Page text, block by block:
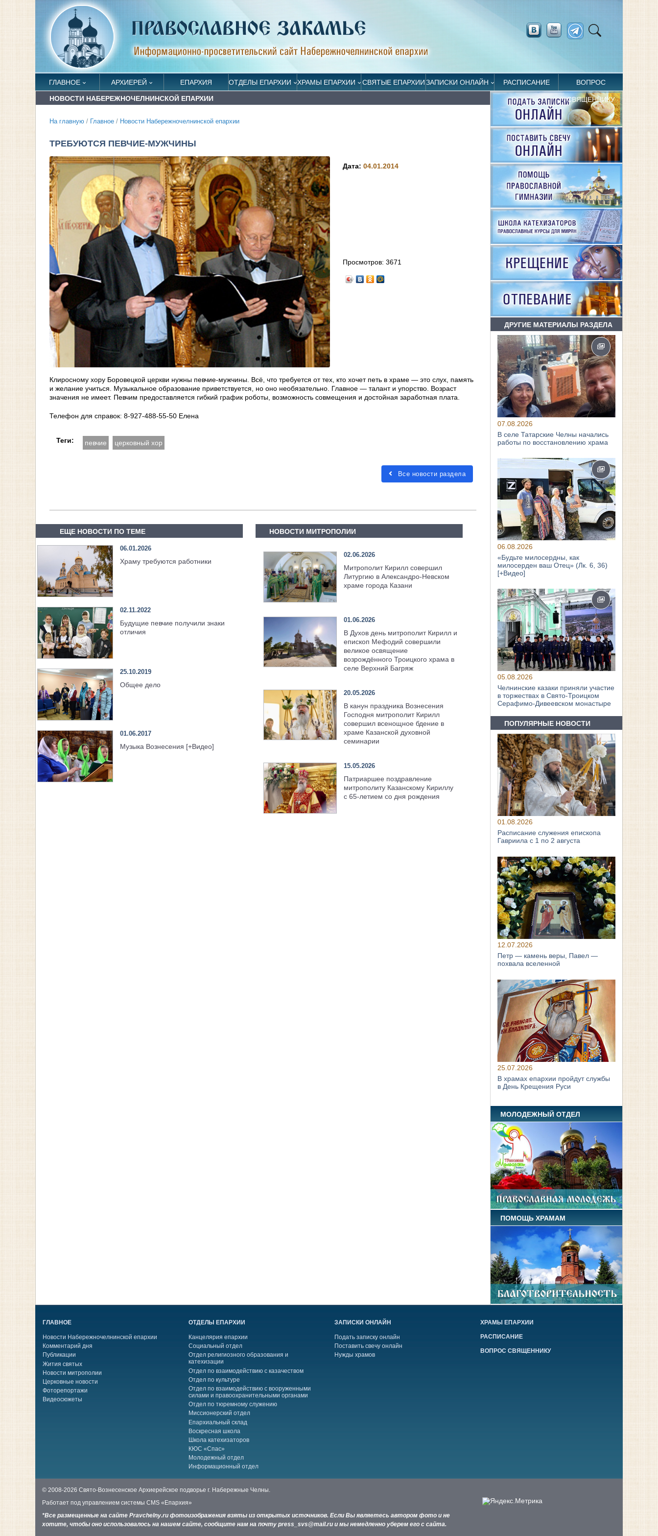
ГЛАВНОЕ АРХИЕРЕЙ ЕПАРХИЯ ОТДЕЛЫ ЕПАРХИИ ХРАМЫ ЕПАРХИИ СВЯТЫЕ ЕПАРХИИЗАПИСКИ ОНЛАЙН РАСПИСАНИЕ ВОПРОС
СВЯЩЕННИКУ
НОВОСТИ НАБЕРЕЖНОЧЕЛНИНСКОЙ ЕПАРХИИ
На главную / Главное / Новости Набережночелнинской епархии
ТРЕБУЮТСЯ ПЕВЧИЕ-МУЖЧИНЫ
Дата:04.01.2014
Просмотров:3671
Клиросному хору Боровецкой церкви нужны певчие-мужчины. Всё, что требуется от тех, кто хочет петь в храме — это слух, память
и желание учиться. Музыкальное образование приветствуется, но оно необязательно. Главное — талант и упорство. Возраст
значения не имеет. Певчим предоставляется гибкий график роботы, возможность совмещения и достойная заработная плата.
Телефон для справок: 8-927-488-55-50 Елена
Теги: певчие церковный хор
Все новости раздела
ЕЩЕ НОВОСТИ ПО ТЕМЕ
06.01.2026
Храму требуются работники
02.11.2022
Будущие певчие получили знаки
отличия
25.10.2019
Общее дело
01.06.2017
Музыка Вознесения [+Видео]
НОВОСТИ МИТРОПОЛИИ
02.06.2026
Митрополит Кирилл совершил
Литургию в Александро-Невском
храме города Казани
01.06.2026
В Духов день митрополит Кирилл и
епископ Мефодий совершили
великое освящение
возрождённого Троицкого храма в
селе Верхний Багряж
20.05.2026
В канун праздника Вознесения
Господня митрополит Кирилл
совершил всенощное бдение в
храме Казанской духовной
семинарии
15.05.2026
Патриаршее поздравление
митрополиту Казанскому Кириллу
с 65-летием со дня рождения
ДРУГИЕ МАТЕРИАЛЫ РАЗДЕЛА
07.08.2026
В селе Татарские Челны начались
работы по восстановлению храма
06.08.2026
«Будьте милосердны, как
милосерден ваш Отец» (Лк. 6, 36)
[+Видео]
05.08.2026
Челнинские казаки приняли участие
в торжествах в Свято‑Троицком
Серафимо‑Дивеевском монастыре
ПОПУЛЯРНЫЕ НОВОСТИ
01.08.2026
Расписание служения епископа
Гавриила с 1 по 2 августа
12.07.2026
Петр — камень веры, Павел —
похвала вселенной
25.07.2026
В храмах епархии пройдут службы
в День Крещения Руси
МОЛОДЕЖНЫЙ ОТДЕЛ
ПОМОЩЬ ХРАМАМ
ГЛАВНОЕ
Новости Набережночелнинской епархии
Комментарий дня
Публикации
Жития святых
Новости митрополии
Церковные новости
Фоторепортажи
Видеосюжеты
ОТДЕЛЫ ЕПАРХИИ
Канцелярия епархии
Социальный отдел
Отдел религиозного образования и
катехизации
Отдел по взаимодействию с казачеством
Отдел по культуре
Отдел по взаимодействию с вооруженными
силами и правоохранительными органами
Отдел по тюремному служению
Миссионерский отдел
Епархиальный склад
Воскресная школа
Школа катехизаторов
КЮС «Спас»
Молодежный отдел
Информационный отдел
ЗАПИСКИ ОНЛАЙН
Подать записку онлайн
Поставить свечу онлайн
Нужды храмов
ХРАМЫ ЕПАРХИИ
РАСПИСАНИЕ
ВОПРОС СВЯЩЕННИКУ
© 2008-2026 Свято-Вознесенское Архиерейское подворье г. Набережные Челны.
Работает под управлением системы CMS «Епархия»
*Все размещенные на сайте Pravchelny.ru фотоизображения взяты из открытых источников. Если Вы являетесь автором фото и не
хотите, чтобы оно использовалось на нашем сайте, сообщите нам на почту press_svs@mail.ru и мы немедленно уберем его с сайта.